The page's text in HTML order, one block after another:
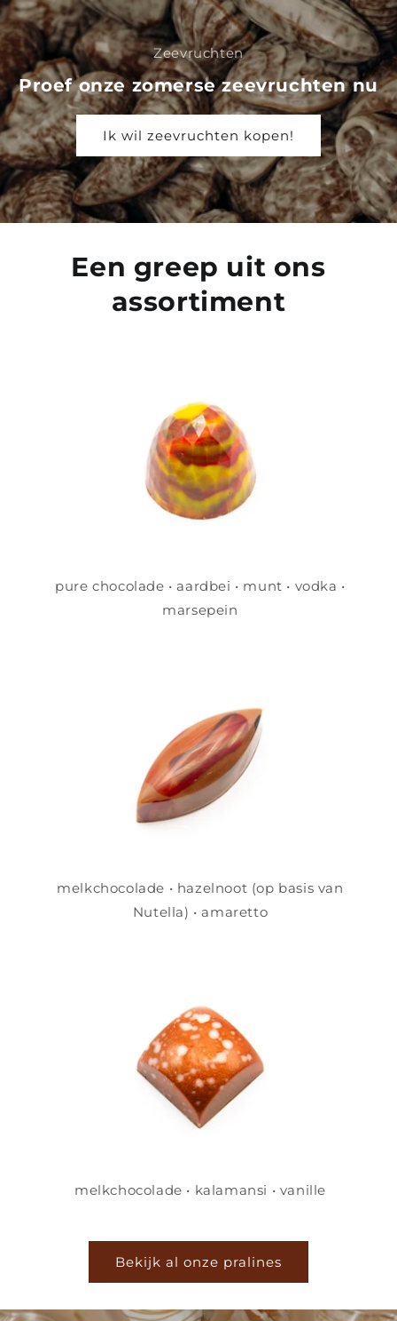
Zeevruchten
Proef onze zomerse zeevruchten nu
Ik wil zeevruchten kopen!
Een greep uit ons
assortiment
pure chocolade • aardbei • munt • vodka •
marsepein
melkchocolade • hazelnoot (op basis van
Nutella) • amaretto
melkchocolade • kalamansi • vanille
Bekijk al onze pralines